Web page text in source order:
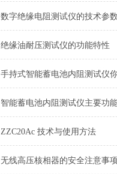
数字绝缘电阻测试仪的技术参数
绝缘油耐压测试仪的功能特性
ZZC20Ac 技术与使用方法
无线高压核相器的安全注意事项